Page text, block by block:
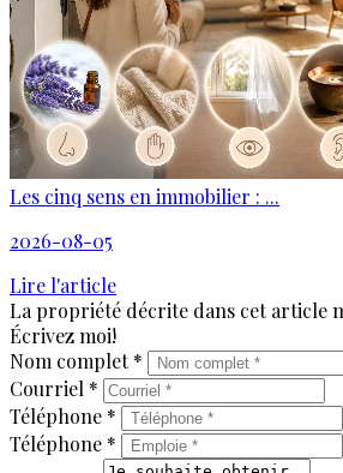
Les cinq sens en immobilier : ...
2026-08-05
Lire l'article
La propriété décrite dans cet article
Écrivez moi!
Nom complet *
Courriel *
Téléphone *
Téléphone *